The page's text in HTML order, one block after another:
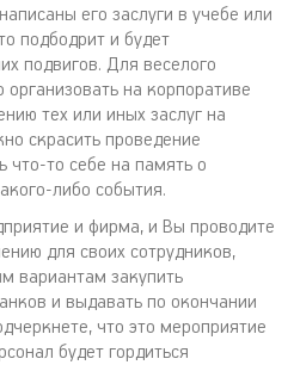
его заслуги в учебе или
подбодрит и будет
подвигов. Для веселого
на корпоративе
тех или иных заслуг на
скрасить проведение
что-то себе на память о
либо события.
и фирма, и Вы проводите
для своих сотрудников,
вариантам закупить
и выдавать по окончании
что это мероприятие
будет гордиться